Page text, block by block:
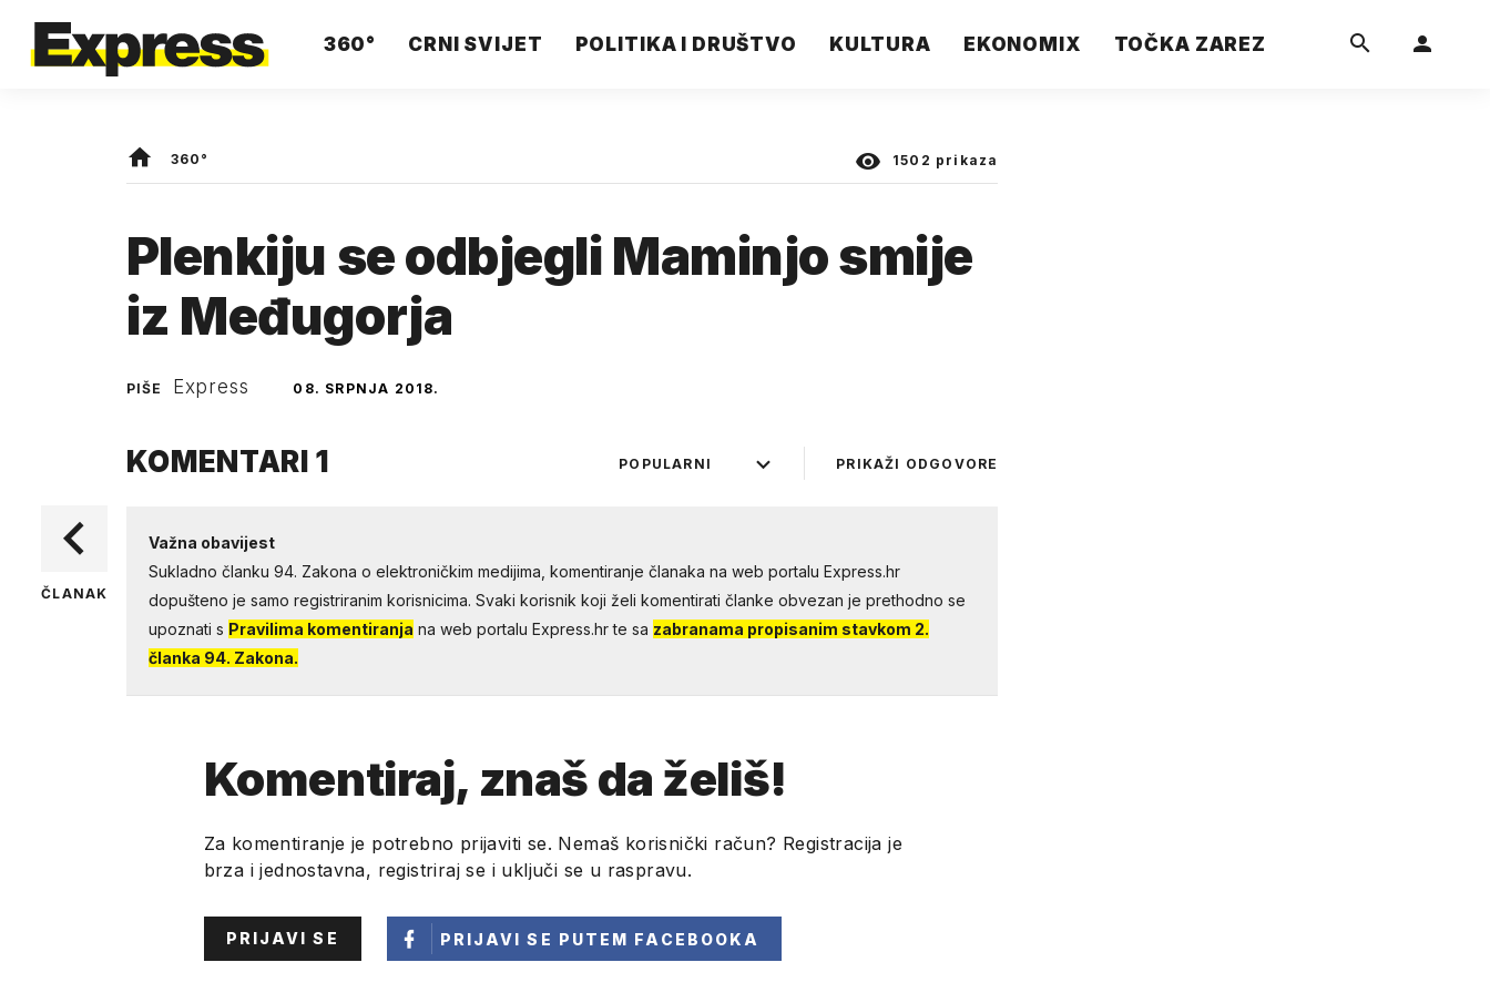
360° CRNI SVIJET POLITIKA I DRUŠTVO KULTURA EKONOMIX TOČKA ZAREZ
360° 1502 prikaza
Plenkiju se odbjegli Maminjo smije
iz Međugorja
PIŠE Express 08. SRPNJA 2018.
ČLANAK
KOMENTARI 1 PRIKAŽI ODGOVORE
POPULARNI
Važna obavijest
Sukladno članku 94. Zakona o elektroničkim medijima, komentiranje članaka na web portalu Express.hr
dopušteno je samo registriranim korisnicima. Svaki korisnik koji želi komentirati članke obvezan je prethodno se
upoznati s Pravilima komentiranja na web portalu Express.hr te sa zabranama propisanim stavkom 2.
članka 94. Zakona.
Komentiraj, znaš da želiš!
Za komentiranje je potrebno prijaviti se. Nemaš korisnički račun? Registracija je
brza i jednostavna, registriraj se i uključi se u raspravu.
PRIJAVI SE PRIJAVI SE PUTEM FACEBOOKA